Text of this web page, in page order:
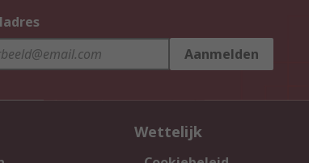
Aanmelden
Wettelijk